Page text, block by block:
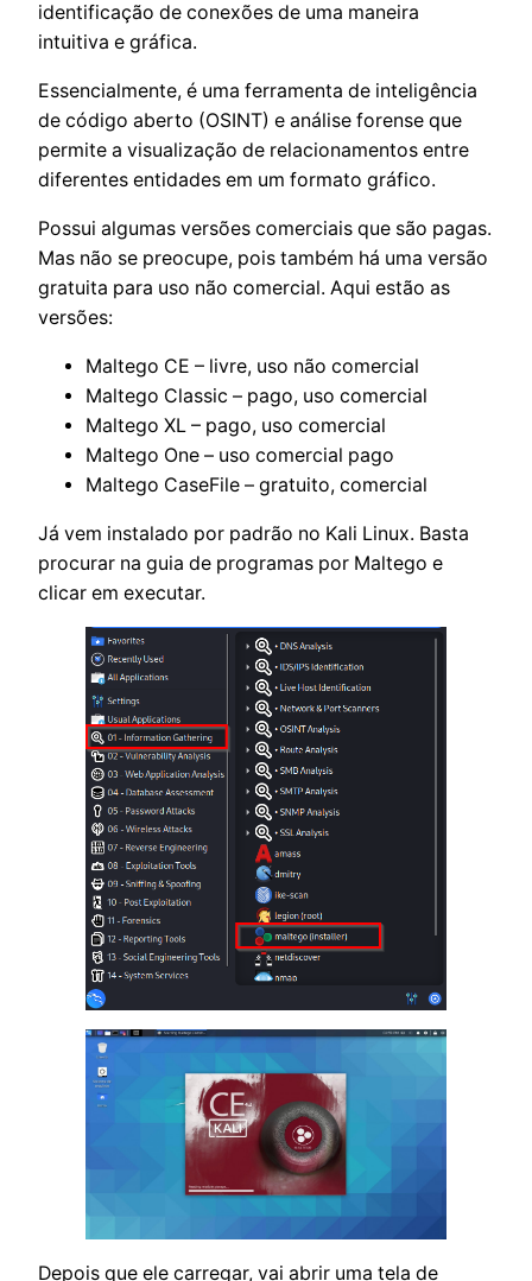
identificação de conexões de uma maneira
intuitiva e gráfica.
Essencialmente, é uma ferramenta de inteligência
de código aberto (OSINT) e análise forense que
permite a visualização de relacionamentos entre
diferentes entidades em um formato gráfico.
Possui algumas versões comerciais que são pagas.
Mas não se preocupe, pois também há uma versão
gratuita para uso não comercial. Aqui estão as
versões:
Maltego CE – livre, uso não comercial
Maltego Classic – pago, uso comercial
Maltego XL – pago, uso comercial
Maltego One – uso comercial pago
Maltego CaseFile – gratuito, comercial
Já vem instalado por padrão no Kali Linux. Basta
procurar na guia de programas por Maltego e
clicar em executar.
Depois que ele carregar, vai abrir uma tela de